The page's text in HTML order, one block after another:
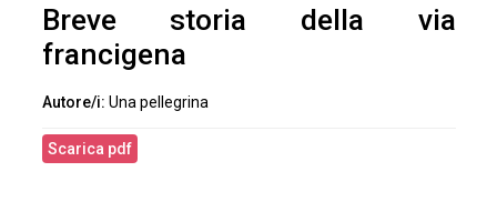
Breve storia della via
francigena
Una pellegrina
Scarica pdf